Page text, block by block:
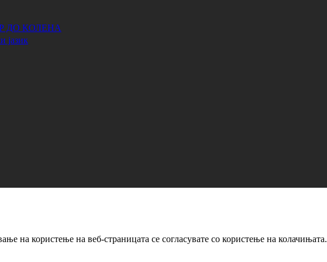
ДО КОЛЕНА
јазик
на користење на веб-страницата се согласувате со користење на колачињата.